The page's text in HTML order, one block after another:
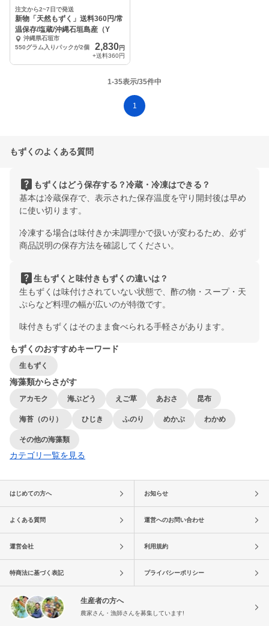
注文から2~7日で発送
新物「天然もずく」送料360円/常
温保存/塩蔵/沖縄石垣島産（Y
沖縄県石垣市
550グラム入りパックが2個
2,830円
+送料360円
1-35表示/35件中
1
もずくのよくある質問
live_help もずくはどう保存する？冷蔵・冷凍はできる？
基本は冷蔵保存で、表示された保存温度を守り開封後は早め
に使い切ります。
冷凍する場合は味付きか未調理かで扱いが変わるため、必ず
商品説明の保存方法を確認してください。
live_help生もずくと味付きもずくの違いは？
生もずくは味付けされていない状態で、酢の物・スープ・天
ぷらなど料理の幅が広いのが特徴です。
味付きもずくはそのまま食べられる手軽さがあります。
もずくのおすすめキーワード
生もずく
海藻類からさがす
アカモク 海ぶどう えご草 あおさ 昆布
海苔（のり） ひじき ふのり めかぶ わかめ
その他の海藻類
カテゴリ一覧を見る
はじめての方へ お知らせ
よくある質問 運営へのお問い合わせ
運営会社 利用規約
特商法に基づく表記 プライバシーポリシー
生産者の方へ
農家さん・漁師さんを募集しています!